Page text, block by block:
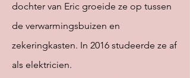
dochter van Eric groeide ze op tussen
de verwarmingsbuizen en
zekeringkasten. In 2016 studeerde ze af
als elektricien.